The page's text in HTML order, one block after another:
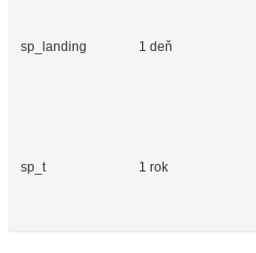
sp_landing 1 deň
sp_t 1 rok